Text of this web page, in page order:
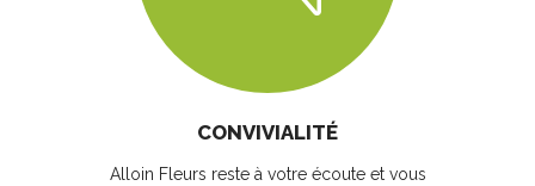
CONVIVIALITÉ
Alloin Fleurs reste à votre écoute et vous